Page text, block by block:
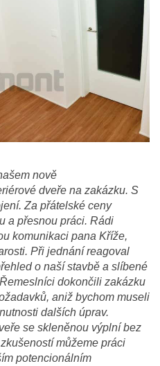
nově
dveře na zakázku. S
Za přátelské ceny
a přesnou práci. Rádi
komunikaci pana Kříže,
Při jednání reagoval
o naší stavbě a slíbené
dokončili zakázku
aniž bychom museli
dalších úprav.
se skleněnou výplní bez
můžeme práci
potencionálním